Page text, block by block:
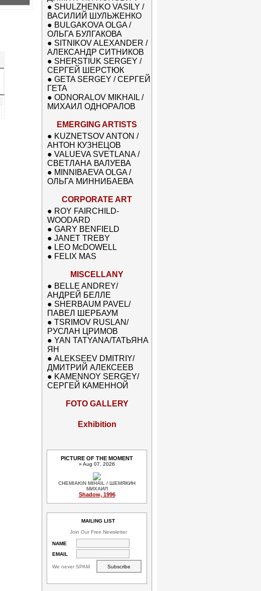
● SHULZHENKO VASILY /
ВАСИЛИЙ ШУЛЬЖЕНКО
● BULGAKOVA OLGA /
ОЛЬГА БУЛГАКОВА
● SITNIKOV ALEXANDER /
АЛЕКСАНДР СИТНИКОВ
● SHERSTIUK SERGEY /
СЕРГЕЙ ШЕРСТЮК
● GETA SERGEY / СЕРГЕЙ
ГЕТА
● ODNORALOV MIKHAIL /
МИХАИЛ ОДНОРАЛОВ
EMERGING ARTISTS
● KUZNETSOV ANTON /
АНТОН КУЗНЕЦОВ
● VALUEVA SVETLANA /
СВЕТЛАНА ВАЛУЕВА
● MINNIBAEVA OLGA /
ОЛЬГА МИННИБАЕВА
CORPORATE ART
● ROY FAIRCHILD-
WOODARD
● GARY BENFIELD
● JANET TREBY
● LEO McDOWELL
● FELIX MAS
MISCELLANY
● BELLE ANDREY/
АНДРЕЙ БЕЛЛЕ
● SHERBAUM PAVEL/
ПАВЕЛ ШЕРБАУМ
● TSRIMOV RUSLAN/
РУСЛАН ЦРИМОВ
● YAN TATYANA/ТАТЬЯНА
ЯН
● ALEKSEEV DMITRIY/
ДМИТРИЙ АЛЕКСЕЕВ
● KAMENNOY SERGEY/
СЕРГЕЙ КАМЕННОЙ
FOTO GALLERY
Exhibition
PICTURE OF THE MOMENT
» Aug 07, 2026
CHEMIAKIN MIHAIL / ШЕМЯКИН
МИХАИЛ
Shadow, 1996
MAILING LIST
Join Our Free Newsletter
NAME
EMAIL
We never SPAM